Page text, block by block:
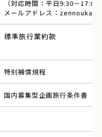
（対応時間：平日9:30－17:00
メールアドレス：
標準旅行業約款
特別補償規程
国内募集型企画旅行条件書